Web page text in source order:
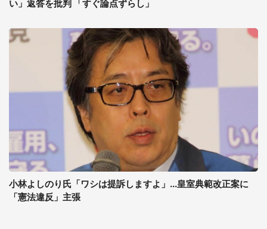
い」返答を批判 「すぐ論点ずらし」
小林よしのり氏「ワシは提訴しますよ」...皇室典範改正案に
「憲法違反」主張